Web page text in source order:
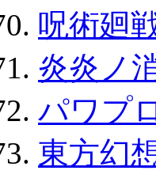
呪術廻
炎炎ノ
パワプ
東方幻